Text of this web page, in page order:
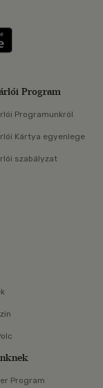
meg: Google
Program
Programunkról
Kártya egyenlege
szabályzat
Program